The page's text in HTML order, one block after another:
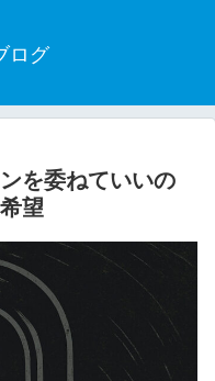
ログ
を委ねていいの
望